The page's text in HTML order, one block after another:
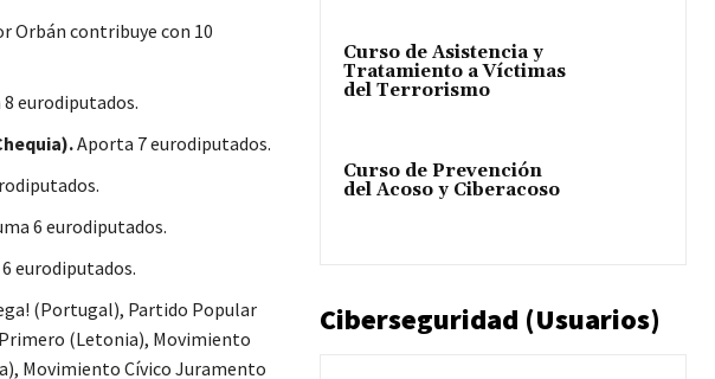
contribuye con 10
eurodiputados.
Aporta 7 eurodiputados.
6 eurodiputados.
eurodiputados.
(Portugal), Partido Popular
(Letonia), Movimiento
Movimiento Cívico Juramento
Curso de Asistencia y
Tratamiento a Víctimas
del Terrorismo
Curso de Prevención
del Acoso y Ciberacoso
Ciberseguridad (Usuarios)